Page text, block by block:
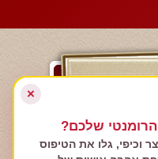
הרשם עכשיו
התחבר